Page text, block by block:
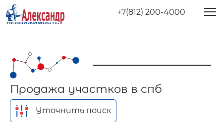
+7(812) 200-4000
Продажа участков в спб
Уточнить поиск